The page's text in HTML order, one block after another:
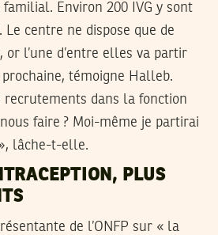
Environ 200 IVG y sont
Le centre ne dispose que de
or l’une d’entre elles va partir
prochaine, témoigne Halleb.
recrutements dans la fonction
faire ? Moi-même je partirai
lâche-t-elle.
PLUS
de l’ONFP sur « la